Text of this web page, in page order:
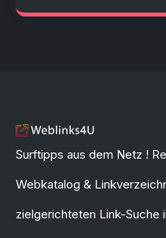
Surftipps aus dem Netz !
Webkatalog &
zielgerichteten Link-Suche